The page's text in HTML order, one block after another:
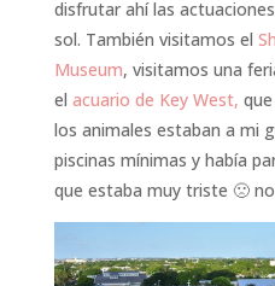
disfrutar ahí las
sol. También visitamos el
Museum, visitamos una
el acuario de Key West,
los animales estaban a mi
piscinas mínimas y había
que estaba muy triste 🙁